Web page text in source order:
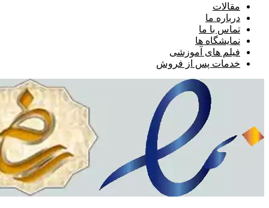
مقالات
درباره ما
تماس با ما
نمایشگاه ها
فیلم های آموزشی
خدمات پس از فروش